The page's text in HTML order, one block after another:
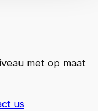
met op maat
us